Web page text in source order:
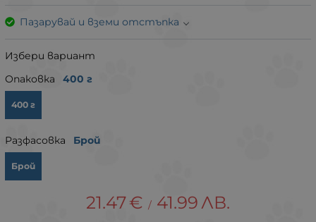
Пазарувай и вземи отстъпка
Избери вариант
Опаковка
400 г
400 г
Разфасовка Брой
Брой
21.47€ / 41.99ЛВ.